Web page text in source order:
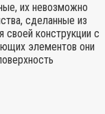
их невозможно
сделанные из
своей конструкции с
элементов они